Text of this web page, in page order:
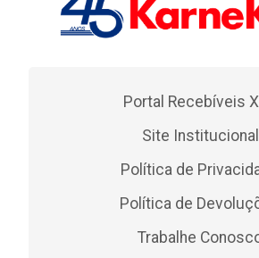
Portal Recebíveis
Site Institucional
Política de
Política de
Trabalhe